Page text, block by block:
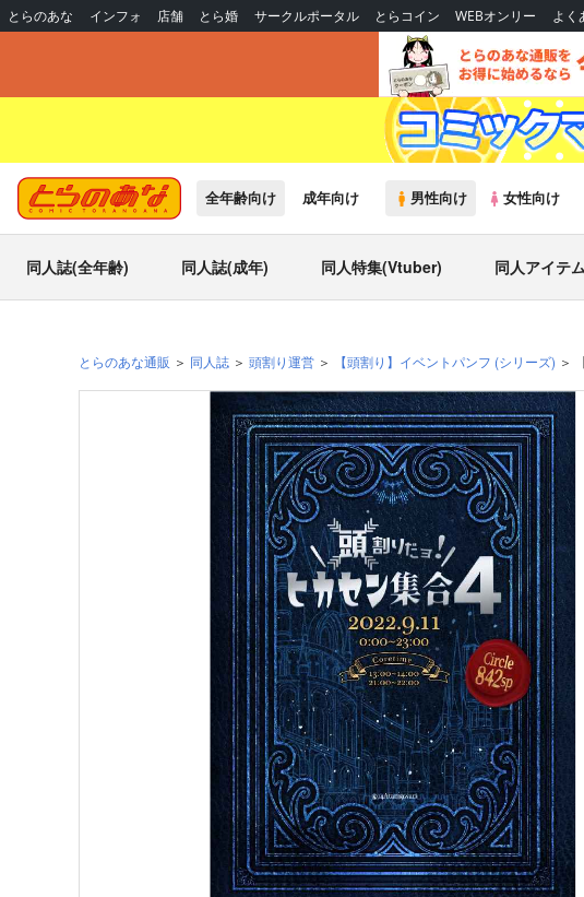
とらのあな インフォ 店舗 とら婚 サークルポータル とらコイン WEBオンリー よく
全年齢向け 成年向け 男性向け 女性向け
同人誌(全年齢) 同人誌(成年) 同人特集(Vtuber) 同人アイテ
とらのあな通販 同人誌 頭割り運営 【頭割り】イベントパンフ (シリーズ)